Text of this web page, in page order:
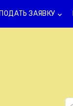
ПОДАТЬ ЗАЯВКУ keyboard_arrow_down